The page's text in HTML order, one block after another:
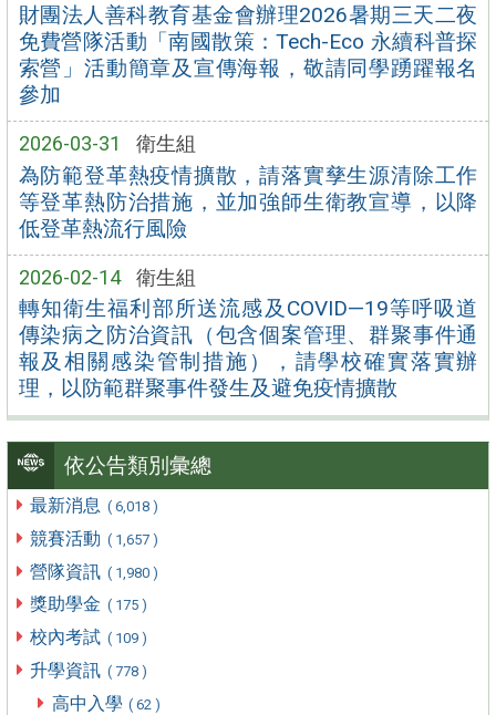
財團法人善科教育基金會辦理2026暑期三天二夜
免費營隊活動「南國散策：Tech-Eco 永續科普探
索營」活動簡章及宣傳海報，敬請同學踴躍報名
參加
2026-03-31 衛生組
為防範登革熱疫情擴散，請落實孳生源清除工作
等登革熱防治措施，並加強師生衛教宣導，以降
低登革熱流行風險
2026-02-14 衛生組
轉知衛生福利部所送流感及COVID—19等呼吸道
傳染病之防治資訊（包含個案管理、群聚事件通
報及相關感染管制措施），請學校確實落實辦
理，以防範群聚事件發生及避免疫情擴散
依公告類別彙總
最新消息 ( 6,018 )
競賽活動 ( 1,657 )
營隊資訊 ( 1,980 )
獎助學金 ( 175 )
校內考試 ( 109 )
升學資訊 ( 778 )
高中入學 ( 62 )